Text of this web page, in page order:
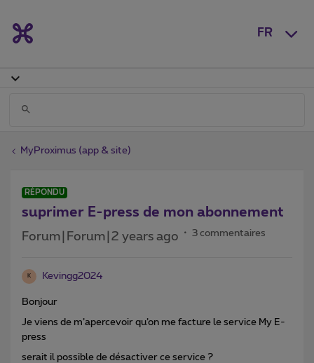
FR
MyProximus (app & site)
RÉPONDU
suprimer E-press de mon abonnement
Forum|Forum|2 years ago 3 commentaires
K Kevingg2024
Bonjour
Je viens de m’apercevoir qu’on me facture le service My E-
press
serait il possible de désactiver ce service ?